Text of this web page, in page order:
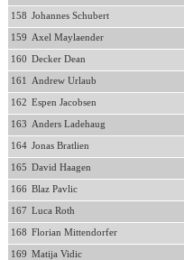
158 Johannes Schubert
159 Axel Maylaender
160 Decker Dean
161 Andrew Urlaub
162 Espen Jacobsen
163 Anders Ladehaug
164 Jonas Bratlien
165 David Haagen
166 Blaz Pavlic
167 Luca Roth
168 Florian Mittendorfer
169 Matija Vidic